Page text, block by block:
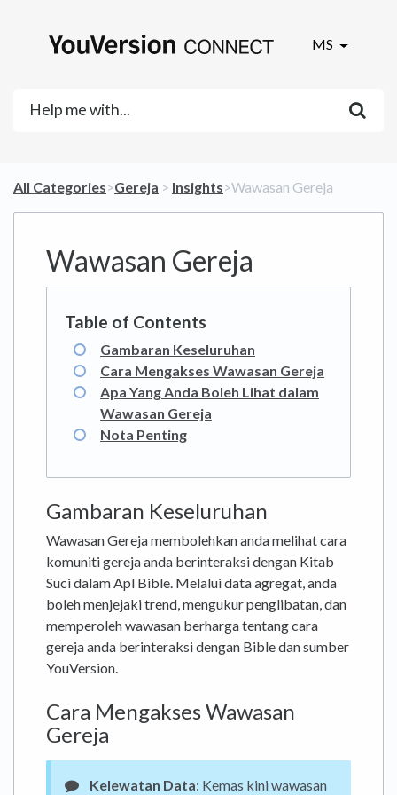
MS
All Categories​>​​Gereja ​ > ​ ​Insights​>​ Wawasan Gereja
Wawasan Gereja
Gambaran Keseluruhan
Cara Mengakses Wawasan Gereja
Apa Yang Anda Boleh Lihat dalam
Wawasan Gereja
Nota Penting
Gambaran Keseluruhan
Wawasan Gereja membolehkan anda melihat cara
komuniti gereja anda berinteraksi dengan Kitab
Suci dalam Apl Bible. Melalui data agregat, anda
boleh menjejaki trend, mengukur penglibatan, dan
memperoleh wawasan berharga tentang cara
gereja anda berinteraksi dengan Bible dan sumber
YouVersion.
Cara Mengakses Wawasan
Gereja
Kelewatan Data: Kemas kini wawasan